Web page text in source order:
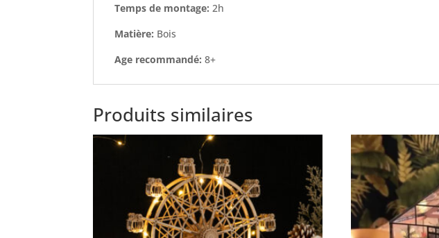
Temps de montage: 2h
Matière: Bois
Age recommandé: 8+
Produits similaires